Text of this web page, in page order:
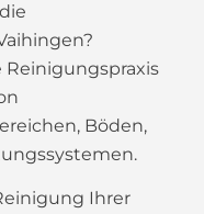
Reinigungspraxis
Böden,
Ihrer